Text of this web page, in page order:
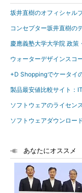
坂井直樹のオフィシャル
コンセプター坂井直樹の
慶應義塾大学大学院 政策
ウォーターデザインスコ
+D Shoppingでケータイ
製品最安値比較サイト：
ソフトウェアのライセン
ソフトウェアダウンロー
あなたにオススメ